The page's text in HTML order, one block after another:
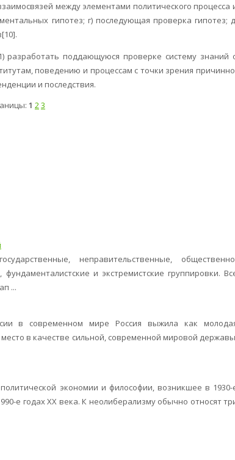
между элементами политического процесса
гипотез; г) последующая проверка гипотез;
разработать поддающуюся проверке систему знаний
поведению и процессам с точки зрения
и последствия.
1 23
неправительственные,
и экстремистские группировки.
...
в современном мире Россия выжила как
в качестве сильной, современной мировой
экономии и философии, возникшее в 1930-
е годах XX века. К неолиберализму обычно относят